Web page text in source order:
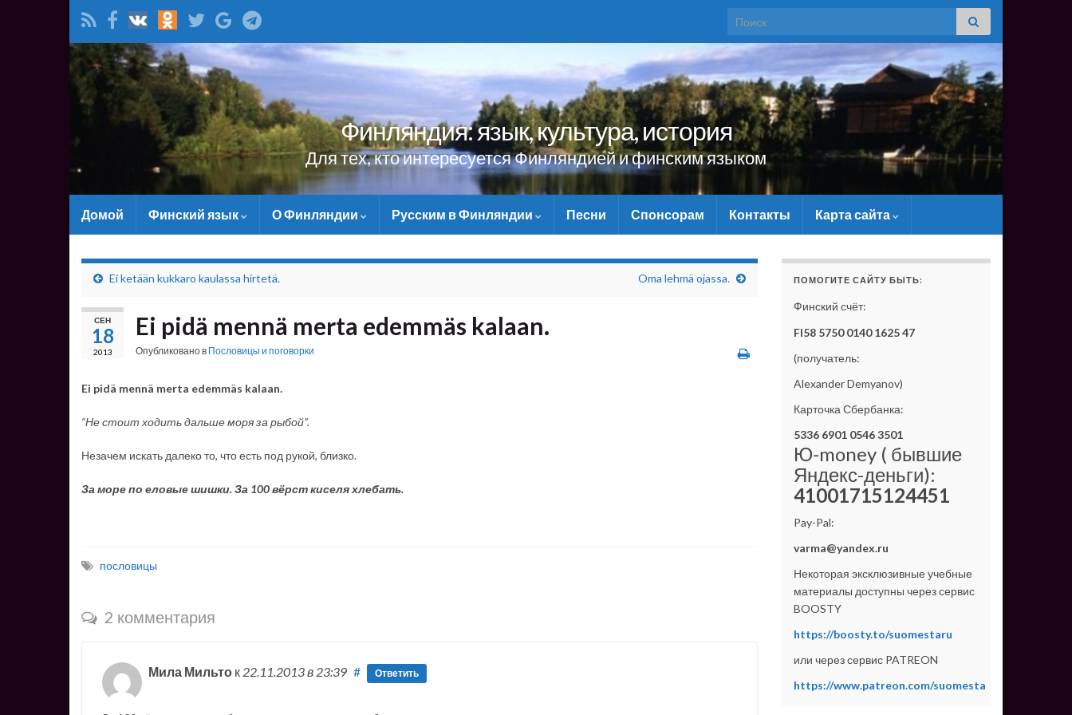
Search for:
Финляндия: язык, культура, история
Для тех, кто интересуется Финляндией и финским языком
Домой Финский язык О Финляндии Русским в Финляндии Песни Спонсорам Контакты Карта сайта
Ei ketään kukkaro kaulassa hirtetä. Oma lehmä ojassa.
СЕН
18
2013
Ei pidä mennä merta edemmäs kalaan.
Опубликовано в Пословицы и поговорки
Ei pidä mennä merta edemmäs kalaan.
“Не стоит ходить дальше моря за рыбой”.
Незачем искать далеко то, что есть под рукой, близко.
За море по еловые шишки. За 100 вёрст киселя хлебать.
пословицы
2 комментария
Мила Мильто к 22.11.2013в 23:39 # Ответить
ПОМОГИТЕ САЙТУ БЫТЬ:
Финский счёт:
FI58 5750 0140 1625 47
(получатель:
Alexander Demyanov)
Карточка Сбербанка:
5336 6901 0546 3501
Ю-money ( бывшие
Яндекс-деньги):
41001715124451
Pay-Pal:
varma@yandex.ru
Некоторая эксклюзивные учебные
материалы доступны через сервис
BOOSTY
https://boosty.to/suomestaru
или через сервис PATREON
https://www.patreon.com/suomesta